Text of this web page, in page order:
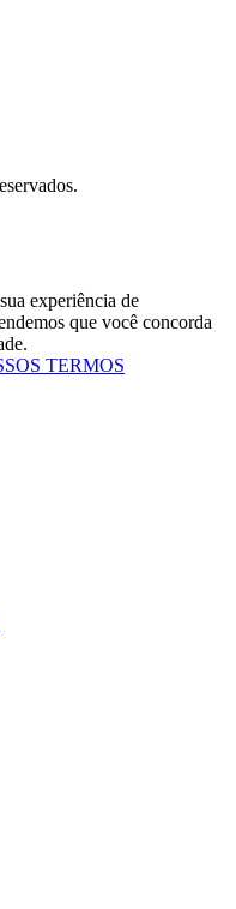
experiência de
que você concorda
TERMOS